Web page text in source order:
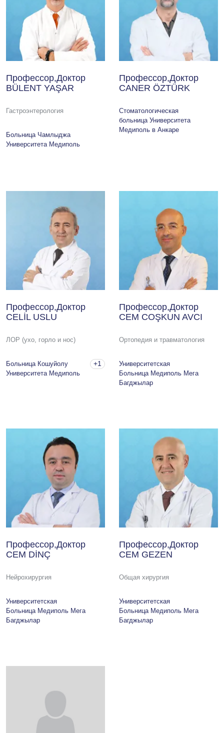
Профессор,Доктор
BÜLENT YAŞAR
Гастроэнтерология
Больница Чамлыджа
Университета Медиполь
Профессор,Доктор
CANER ÖZTÜRK
Стоматологическая
больница Университета
Медиполь в Анкаре
Профессор,Доктор
CELİL USLU
ЛОР (ухо, горло и нос)
Больница Кошуйолу
Университета Медиполь
+1
Профессор,Доктор
CEM COŞKUN AVCI
Ортопедия и травматология
Университетская
Больница Медиполь Мега
Багджылар
Профессор,Доктор
CEM DİNÇ
Нейрохирургия
Университетская
Больница Медиполь Мега
Багджылар
Профессор,Доктор
CEM GEZEN
Общая хирургия
Университетская
Больница Медиполь Мега
Багджылар